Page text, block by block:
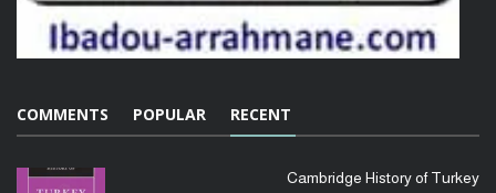
RECENT
POPULAR
COMMENTS
Cambridge History of Turkey